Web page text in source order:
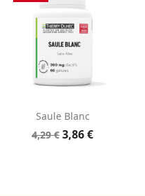
Saule Blanc
4,29 € 3,86 €